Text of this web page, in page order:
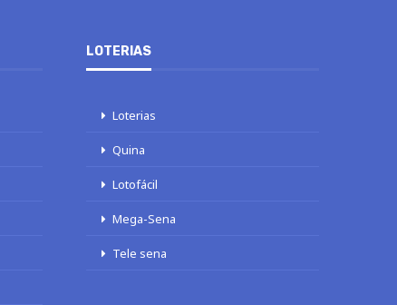
LOTERIAS
Loterias
Quina
Lotofácil
Mega-Sena
Tele sena